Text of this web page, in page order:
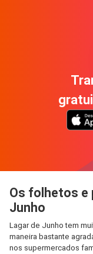
Os folhetos e
Junho
Lagar de Junho tem
maneira bastante
nos supermercados